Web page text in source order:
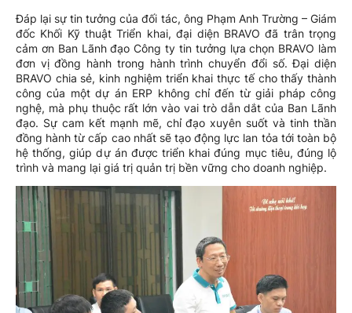
Đáp lại sự tin tưởng của đối tác, ông Phạm Anh Trường – Giám
đốc Khối Kỹ thuật Triển khai, đại diện BRAVO đã trân trọng
cảm ơn Ban Lãnh đạo Công ty tin tưởng lựa chọn BRAVO làm
đơn vị đồng hành trong hành trình chuyển đổi số. Đại diện
BRAVO chia sẻ, kinh nghiệm triển khai thực tế cho thấy thành
công của một dự án ERP không chỉ đến từ giải pháp công
nghệ, mà phụ thuộc rất lớn vào vai trò dẫn dắt của Ban Lãnh
đạo. Sự cam kết mạnh mẽ, chỉ đạo xuyên suốt và tinh thần
đồng hành từ cấp cao nhất sẽ tạo động lực lan tỏa tới toàn bộ
hệ thống, giúp dự án được triển khai đúng mục tiêu, đúng lộ
trình và mang lại giá trị quản trị bền vững cho doanh nghiệp.